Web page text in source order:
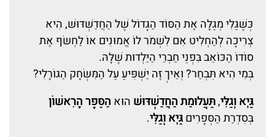
כְּשֶׁגַּלִּי מְגַלָּה אֶת הַסּוֹד הַגָּדוֹל שֶׁל הַחֲדַשְׁדּוּשׁ, הִיא
צְרִיכָה לְהַחְלִיט אִם לִשְׁמֹר לוֹ אֱמוּנִים אוֹ לַחְשֹף אֶת
סוֹדוֹ הַכּוֹאֵב בִּפְנֵי חַבְרֵי הַיַּלְדוּת שֶׁלָּהּ.
בְּמִי הִיא תִּבְחַר? וְאֵיךְ זֶה יַשְׁפִּיעַ עַל הַמִּשְׂחָק הַגּוֹרָלִי?
גַּיְא וְגַלִּי,תַּעֲלוּמַת הַחֲדַשְׁדּוּשׁ הוּא הַסֵּפֶר הָרִאשׁוֹן
בְּסִדְרַת הַסְּפָרִיםגַּיְא וְגַלִּי.